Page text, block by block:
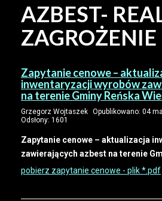
AZBEST-
ZAGROŻENIE
Zapytanie cenowe –
inwentaryzacji wyrobów
na terenie Gminy Reńska
Grzegorz Wojtaszek Opublikowano: 04
Odsłony: 1601
Zapytanie cenowe – aktualizacja
zawierających azbest na terenie
pobierz zapytanie cenowe - plik *.pdf